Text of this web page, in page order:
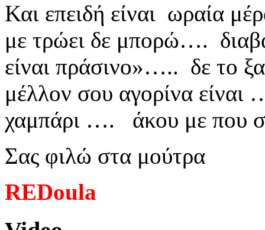
Και επειδή είναι ωραία
με τρώει δε μπορώ….
είναι πράσινο»….. δε το
μέλλον σου αγορίνα
χαμπάρι …. άκου με που
Σας φιλώ στα μούτρα
REDoula